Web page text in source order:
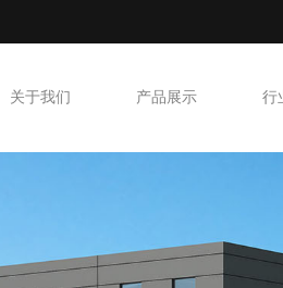
关于我们 产品展示 行